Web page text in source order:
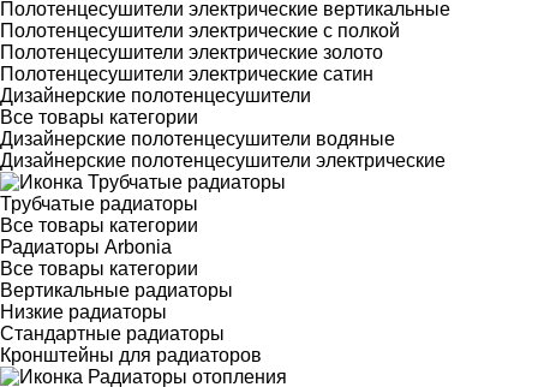
Полотенцесушители электрические вертикальные
Полотенцесушители электрические с полкой
Полотенцесушители электрические золото
Полотенцесушители электрические сатин
Дизайнерские полотенцесушители
Все товары категории
Дизайнерские полотенцесушители водяные
Дизайнерские полотенцесушители электрические
Трубчатые радиаторы
Все товары категории
Радиаторы Arbonia
Все товары категории
Вертикальные радиаторы
Низкие радиаторы
Стандартные радиаторы
Кронштейны для радиаторов